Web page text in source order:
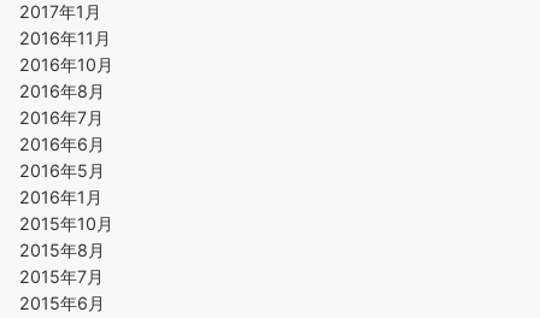
2017年1月
2016年11月
2016年10月
2016年8月
2016年7月
2016年6月
2016年5月
2016年1月
2015年10月
2015年8月
2015年7月
2015年6月